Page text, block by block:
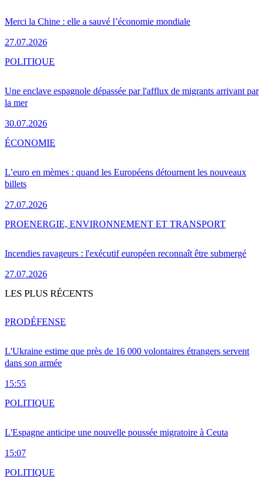
Merci la Chine : elle a sauvé l’économie mondiale
27.07.2026
Une enclave espagnole dépassée par l'afflux de migrants arrivant par
la mer
30.07.2026
POLITIQUE
L’euro en mèmes : quand les Européens détournent les nouveaux
billets
27.07.2026
ÉCONOMIE
Incendies ravageurs : l'exécutif européen reconnaît être submergé
27.07.2026
PROENERGIE, ENVIRONNEMENT ET TRANSPORT
LES PLUS RÉCENTS
L'Ukraine estime que près de 16 000 volontaires étrangers servent
dans son armée
15:55
PRODÉFENSE
L'Espagne anticipe une nouvelle poussée migratoire à Ceuta
15:07
POLITIQUE
POLITIQUE